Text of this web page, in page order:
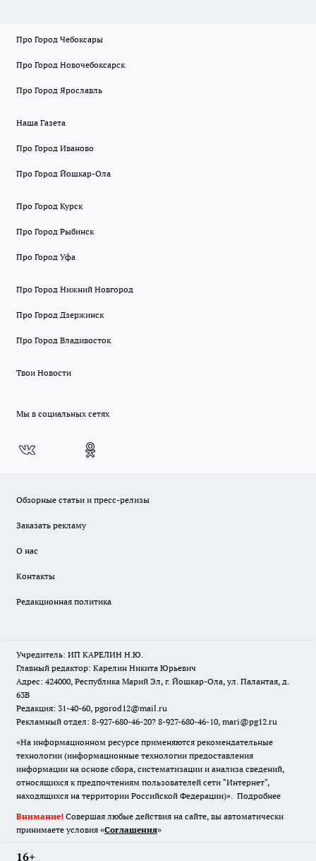
Про Город Чебоксары
Про Город Новочебоксарск
Про Город Ярославль
Наша Газета
Про Город Иваново
Про Город Йошкар-Ола
Про Город Курск
Про Город Рыбинск
Про Город Уфа
Про Город Нижний Новгород
Про Город Дзержинск
Про Город Владивосток
Твои Новости
Мы в социальных сетях
Обзорные статьи и пресс-релизы
Заказать рекламу
О нас
Контакты
Редакционная политика
Учредитель: ИП КАРЕЛИН Н.Ю.
Главный редактор: Карелин Никита Юрьевич
Адрес: 424000, Республика Марий Эл, г. Йошкар-Ола, ул. Палантая, д.
63В
Редакция: 31-40-60, pgorod12@mail.ru
Рекламный отдел: 8-927-680-46-20? 8-927-680-46-10, mari@pg12.ru
«На информационном ресурсе применяются рекомендательные
технологии (информационные технологии предоставления
информации на основе сбора, систематизации и анализа сведений,
относящихся к предпочтениям пользователей сети "Интернет",
находящихся на территории Российской Федерации)». Подробнее
Внимание! Совершая любые действия на сайте, вы автоматически
принимаете условия «Cоглашения»
16+